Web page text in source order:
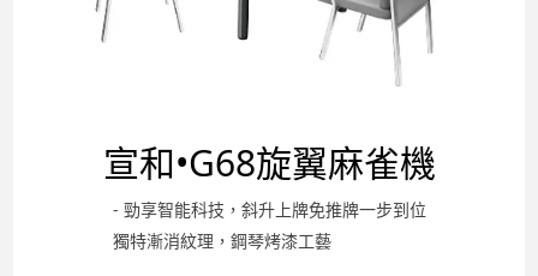
宣和•G68旋翼麻雀機
- 勁享智能科技，斜升上牌免推牌一步到位
獨特漸消紋理，鋼琴烤漆工藝